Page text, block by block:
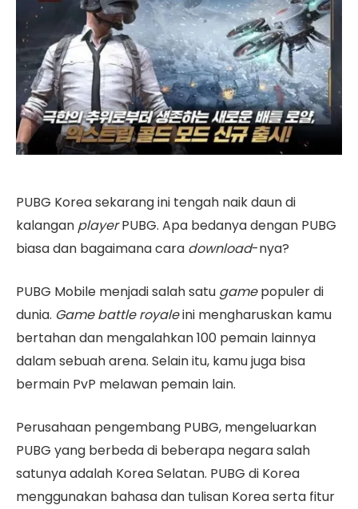
PUBG Korea sekarang ini tengah naik daun di
kalangan playerPUBG. Apa bedanya dengan PUBG
biasa dan bagaimana cara download-nya?
PUBG Mobile menjadi salah satu gamepopuler di
dunia. Game battle royaleini mengharuskan kamu
bertahan dan mengalahkan 100 pemain lainnya
dalam sebuah arena. Selain itu, kamu juga bisa
bermain PvP melawan pemain lain.
Perusahaan pengembang PUBG, mengeluarkan
PUBG yang berbeda di beberapa negara salah
satunya adalah Korea Selatan. PUBG di Korea
menggunakan bahasa dan tulisan Korea serta fitur